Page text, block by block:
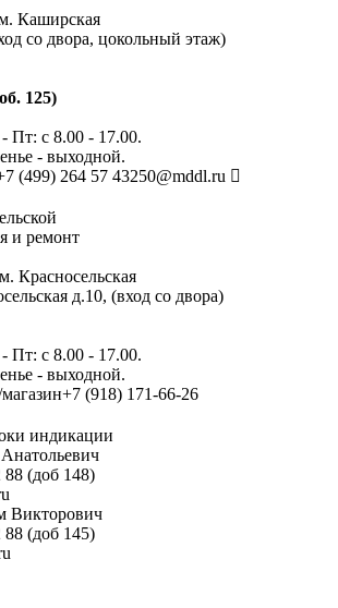
Каширская
со двора, цокольный этаж)
125)
Пт: с 8.00 - 17.00.
- выходной.
(499) 264 57 43250@mddl.ru
и ремонт
Красносельская
д.10, (вход со двора)
Пт: с 8.00 - 17.00.
- выходной.
+7 (918) 171-66-26
индикации
88 (доб 148)
Викторович
88 (доб 145)